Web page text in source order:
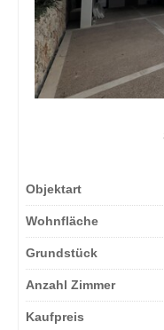
Objektart
Wohnfläche
Grundstück
Anzahl Zimmer
Kaufpreis